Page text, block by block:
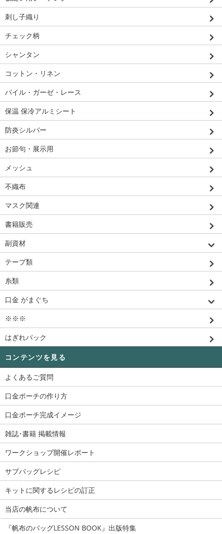
刺し子織り
チェック柄
シャンタン
コットン・リネン
パイル・ガーゼ・レース
保温 保冷アルミシート
防炎シルバー
お節句・展示用
メッシュ
不織布
マスク関連
書籍販売
副資材
テープ類
糸類
口金 がまぐち
※※※
はぎれパック
コンテンツを見る
よくあるご質問
口金ポーチの作り方
口金ポーチ完成イメージ
雑誌･書籍 掲載情報
ワークショップ開催レポート
サブバッグレシピ
キットに関するレシピの訂正
当店の帆布について
『帆布のバッグLESSON BOOK』出版特集